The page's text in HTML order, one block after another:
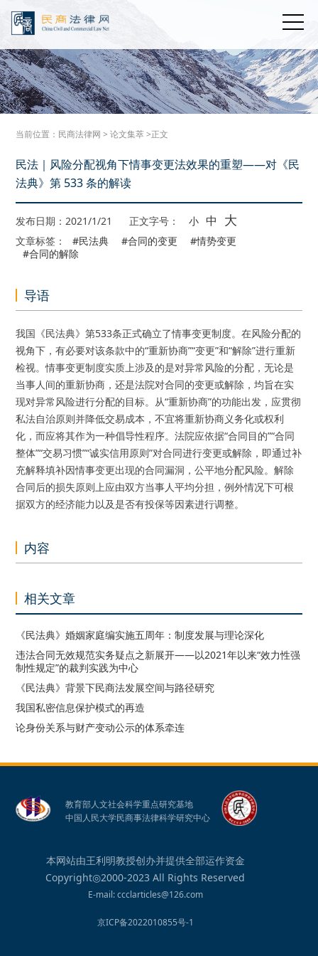
当前位置： 民商法律网 >论文集萃>正文
民法｜风险分配视角下情事变更法效果的重塑——对《民
法典》第 533 条的解读
发布日期：2021/1/21 正文字号： 小 中 大
文章标签： #民法典 #合同的变更
#情势变更
#合同的解除
导语
我国《民法典》第533条正式确立了情事变更制度。在风险分配的
视角下，有必要对该条款中的“重新协商”“变更”和“解除”进行重新
检视。情事变更制度实质上涉及的是对异常风险的分配，无论是
当事人间的重新协商，还是法院对合同的变更或解除，均旨在实
现对异常风险进行分配的目标。从“重新协商”的功能出发，应贯彻
私法自治原则并降低交易成本，不宜将重新协商义务化或权利
化，而应将其作为一种倡导性程序。法院应依据“合同目的”“合同
整体”“交易习惯”“诚实信用原则”对合同进行变更或解除，即通过补
充解释填补因情事变更出现的合同漏洞，公平地分配风险。解除
合同后的损失原则上应由双方当事人平均分担，例外情况下可根
据双方的经济能力以及是否有投保等因素进行调整。
内容
相关文章
《民法典》婚姻家庭编实施五周年：制度发展与理论深化
违法合同无效规范实务疑点之新展开——以2021年以来“效力性强
制性规定”的裁判实践为中心
《民法典》背景下民商法发展空间与路径研究
我国私密信息保护模式的再造
论身份关系与财产变动公示的体系牵连
教育部人文社会科学重点研究基地
中国人民大学民商事法律科学研究中心
本网站由王利明教授创办并提供全部运作资金
Copyright◎2000-2023 All Rights Reserved
E-mail: ccclarticles@126.com
京ICP备2022010855号-1